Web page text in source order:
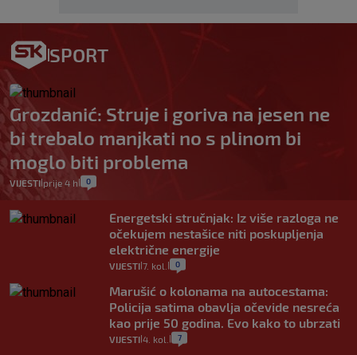
SPORT
Grozdanić: Struje i goriva na jesen ne
bi trebalo manjkati no s plinom bi
moglo biti problema
VIJESTI| prije 4 h 0
Energetski stručnjak: Iz više razloga ne
očekujem nestašice niti poskupljenja
električne energije
VIJESTI 7. kol. 0
Marušić o kolonama na autocestama:
Policija satima obavlja očevide nesreća
kao prije 50 godina. Evo kako to ubrzati
VIJESTI 4. kol. 7